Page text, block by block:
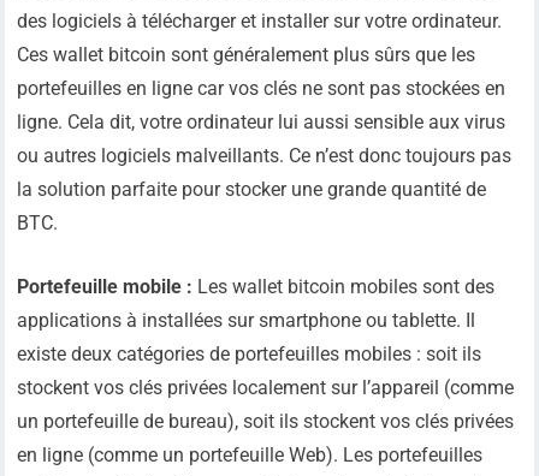
des logiciels à télécharger et installer sur votre ordinateur.
Ces wallet bitcoin sont généralement plus sûrs que les
portefeuilles en ligne car vos clés ne sont pas stockées en
ligne. Cela dit, votre ordinateur lui aussi sensible aux virus
ou autres logiciels malveillants. Ce n’est donc toujours pas
la solution parfaite pour stocker une grande quantité de
BTC.
Portefeuille mobile : Les wallet bitcoin mobiles sont des
applications à installées sur smartphone ou tablette. Il
existe deux catégories de portefeuilles mobiles : soit ils
stockent vos clés privées localement sur l’appareil (comme
un portefeuille de bureau), soit ils stockent vos clés privées
en ligne (comme un portefeuille Web). Les portefeuilles